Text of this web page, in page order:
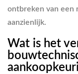
ontbreken van een
aanzienlijk.
Wat is het